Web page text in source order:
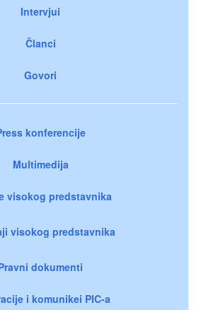
Intervjui
Članci
Govori
konferencije
Multimedija
visokog predstavnika
visokog predstavnika
dokumenti
i komunikei PIC-a